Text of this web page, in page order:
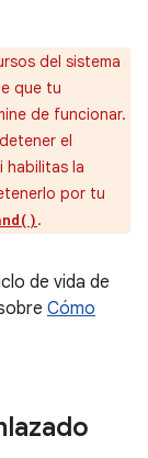
del sistema
que tu
de funcionar.
el
habilitas la
por tu
.
de vida de
Cómo